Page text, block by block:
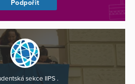
Podpořit
sekce IIPS .